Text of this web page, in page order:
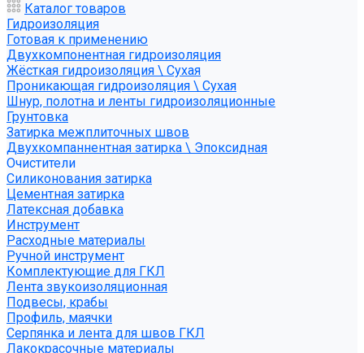
Каталог товаров
Гидроизоляция
Готовая к применению
Двухкомпонентная гидроизоляция
Жёсткая гидроизоляция \ Сухая
Проникающая гидроизоляция \ Сухая
Шнур, полотна и ленты гидроизоляционные
Грунтовка
Затирка межплиточных швов
Двухкомпаннентная затирка \ Эпоксидная
Очистители
Силиконования затирка
Цементная затирка
Латексная добавка
Инструмент
Расходные материалы
Ручной инструмент
Комплектующие для ГКЛ
Лента звукоизоляционная
Подвесы, крабы
Профиль, маячки
Серпянка и лента для швов ГКЛ
Лакокрасочные материалы